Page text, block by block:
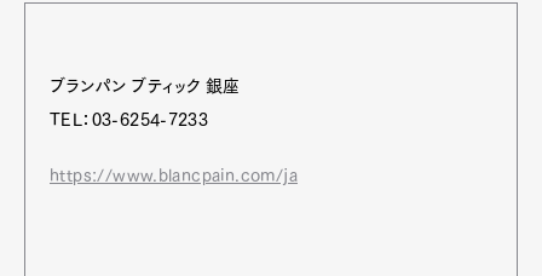
ブランパン ブティック 銀座
TEL：03-6254-7233
https://www.blancpain.com/ja